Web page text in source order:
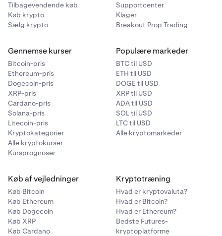
Tilbagevendende køb
Køb krypto
Sælg krypto
Supportcenter
Klager
Breakout Prop Trading
Gennemse kurser
Bitcoin-pris
Ethereum-pris
Dogecoin-pris
XRP-pris
Cardano-pris
Solana-pris
Litecoin-pris
Kryptokategorier
Alle kryptokurser
Kursprognoser
Populære markeder
BTC til USD
ETH til USD
DOGE til USD
XRP til USD
ADA til USD
SOL til USD
LTC til USD
Alle kryptomarkeder
Køb af vejledninger
Køb Bitcoin
Køb Ethereum
Køb Dogecoin
Køb XRP
Køb Cardano
Kryptotræning
Hvad er kryptovaluta?
Hvad er Bitcoin?
Hvad er Ethereum?
Bedste Futures-
kryptoplatforme